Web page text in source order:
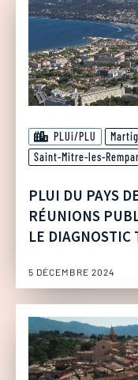
PLUi/PLU
Saint-Mitre-les-
PLUI DU PAYS
RÉUNIONS
LE
5 DÉCEMBRE 2024